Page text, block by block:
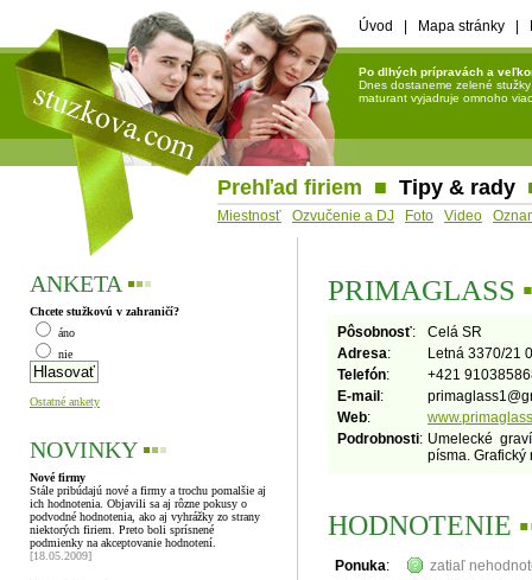
Úvod Mapa stránky
Po dlhých prípravách a
Dnes dostaneme zelené
maturant vyjadruje omnoho
Prehľad firiem ■ Tipy & rady
Miestnosť Ozvučenie a DJ Foto Video
ANKETA ▪▪▪
Chcete stužkovú v zahraničí?
áno
nie
Ostatné ankety
NOVINKY ▪▪▪
Nové firmy
Stále pribúdajú nové a firmy a trochu pomalšie aj
ich hodnotenia. Objavili sa aj rôzne pokusy o
podvodné hodnotenia, ako aj vyhrážky zo strany
niektorých firiem. Preto boli sprísnené
podmienky na akceptovanie hodnotení.
[18.05.2009]
PRIMAGLASS ▪
Pôsobnosť:
Celá SR
Adresa:
Letná 3370/21
Telefón:
+421
E-mail : primaglass1@
Web:
Podrobnosti: Umelecké
písma. Grafický
HODNOTENIE ▪
Ponuka:
zatiaľ